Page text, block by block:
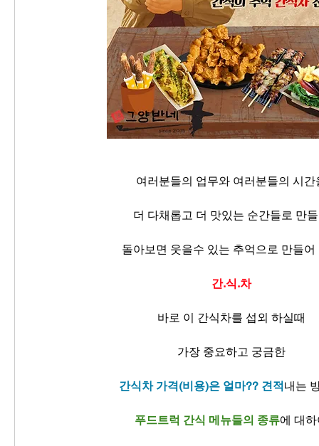
여러분들의 업무와 여러분들의 시간
더 다채롭고 더 맛있는 순간들로 만
돌아보면 웃을수 있는 추억으로 만들어
간.식.차
바로 이 간식차를 섭외 하실때
가장 중요하고 궁금한
간식차 가격(비용)은 얼마?? 견적내는
푸드트럭 간식 메뉴들의 종류에 대